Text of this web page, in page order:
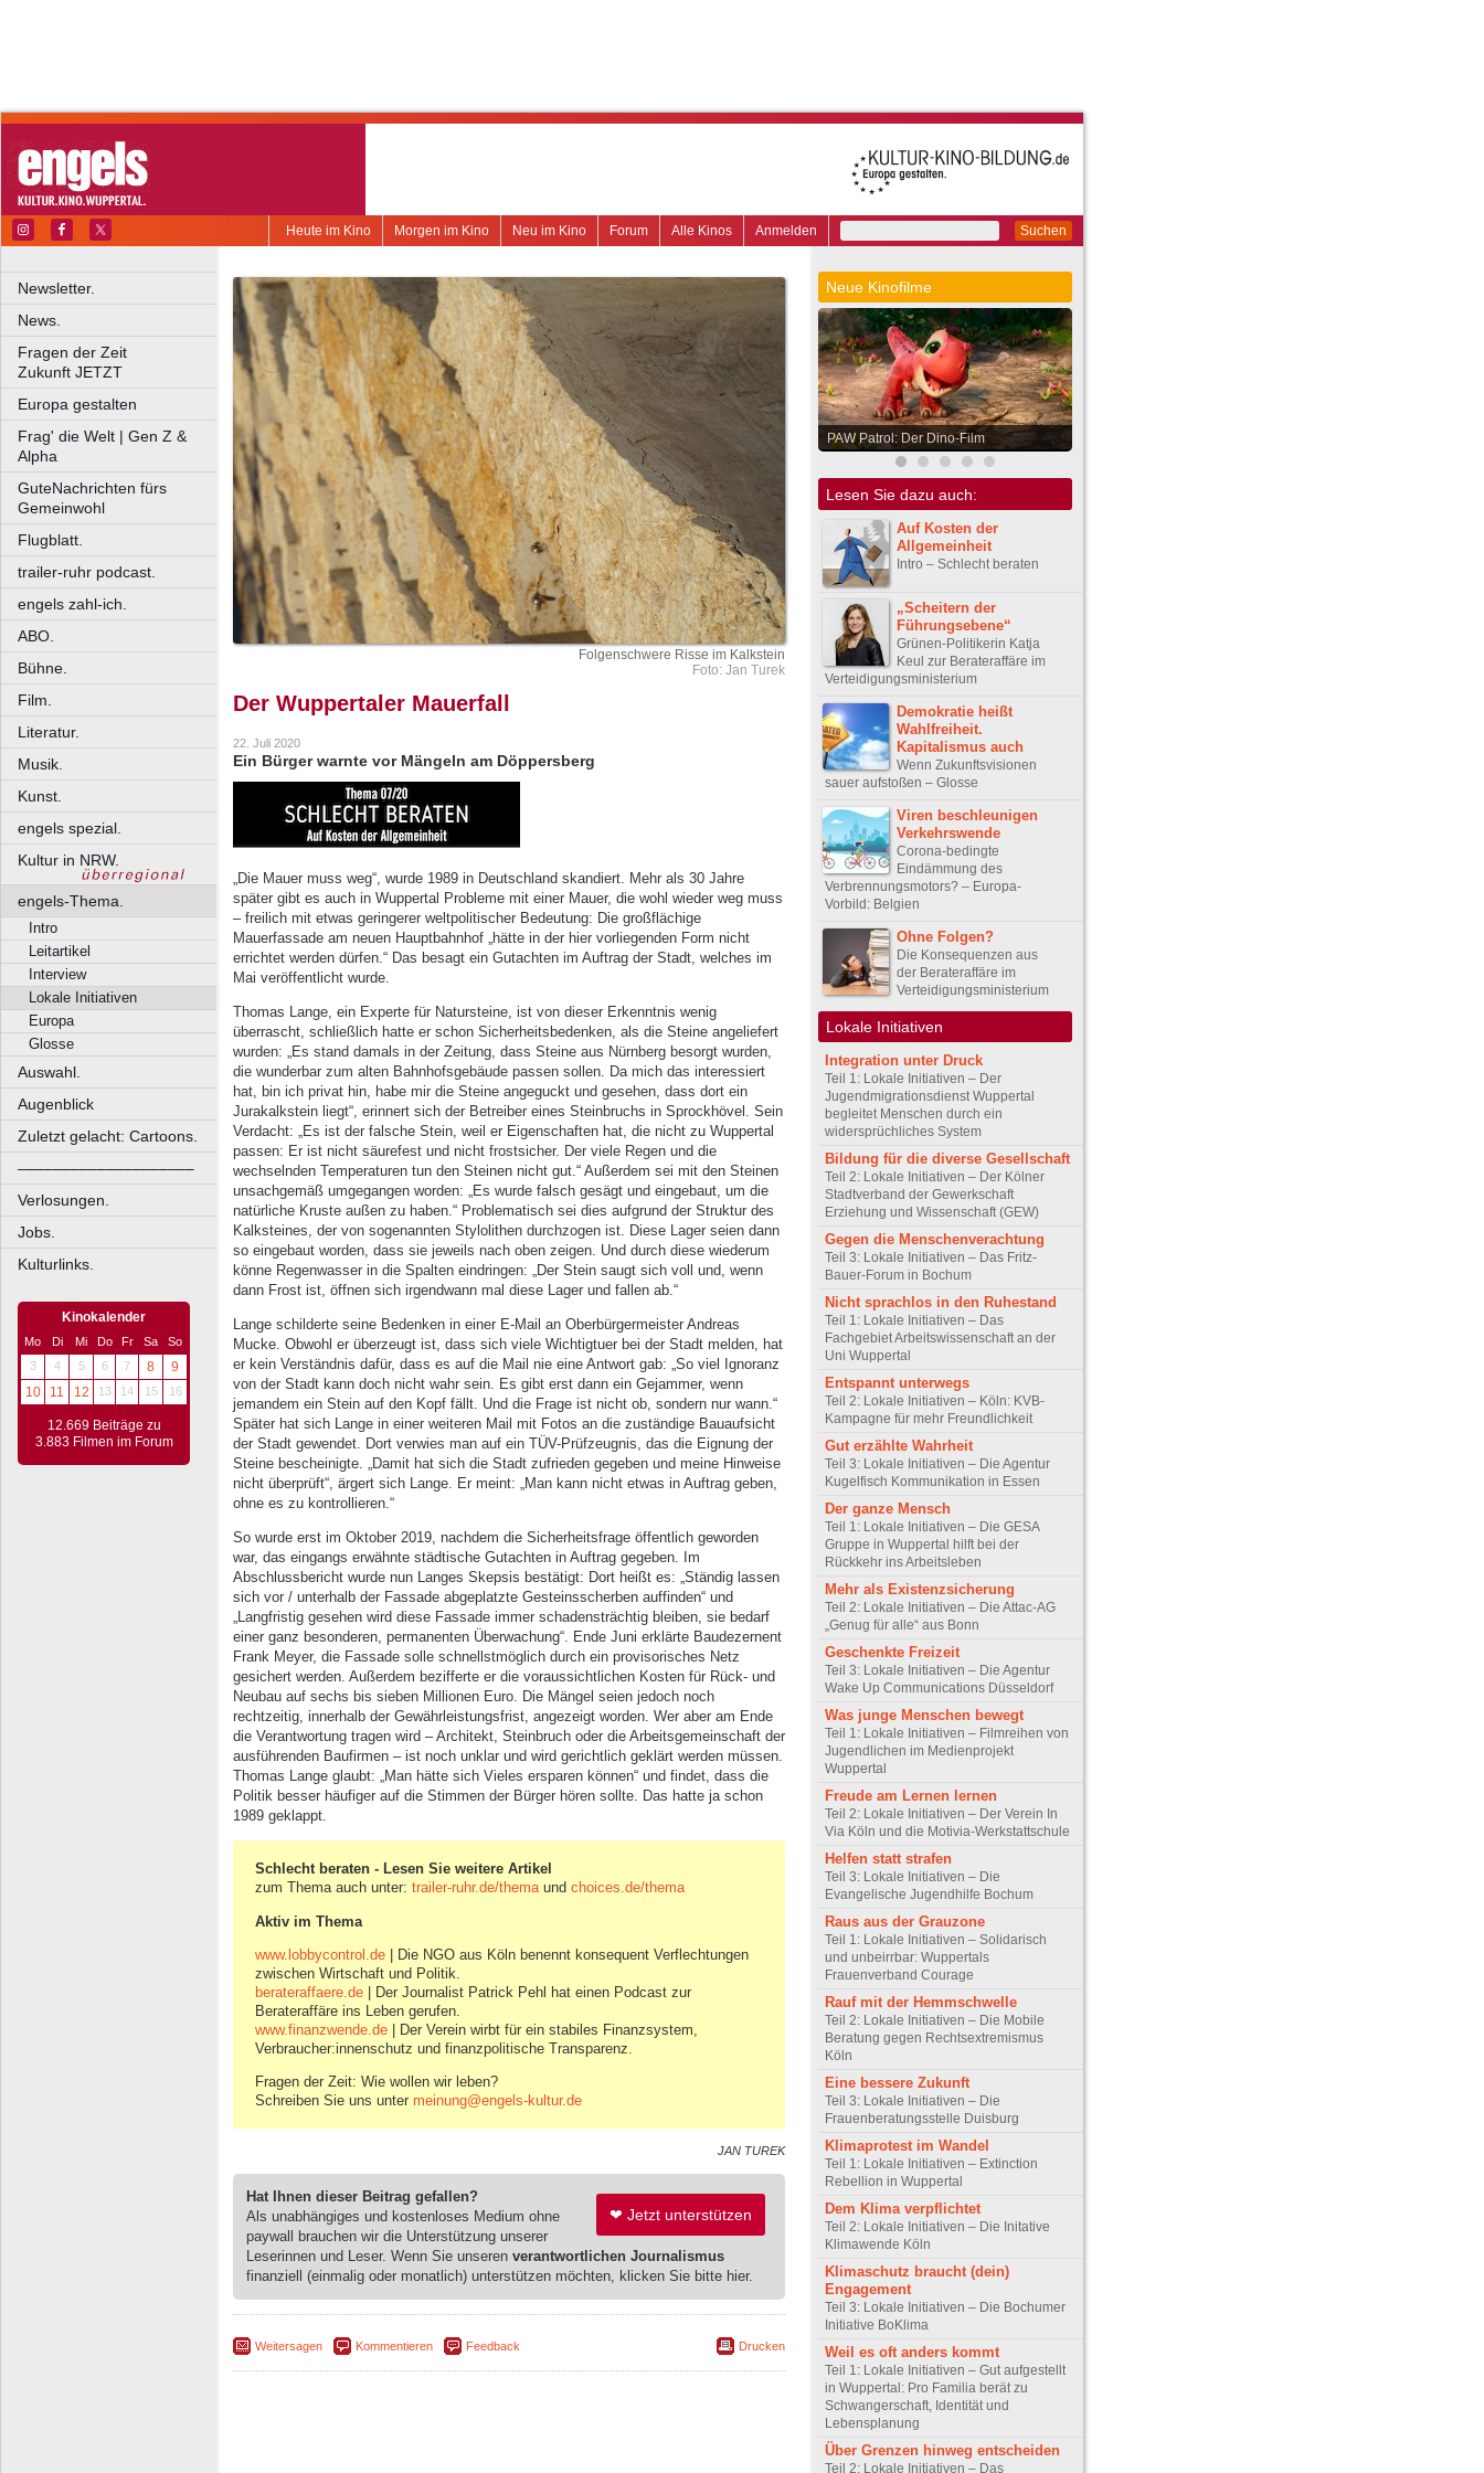
Suchen
Anmelden
Alle Kinos
Forum
Neu im Kino
Morgen im Kino
Heute im Kino
Newsletter.
News.
Fragen der Zeit
Zukunft JETZT
Europa gestalten
Frag' die Welt | Gen Z &
Alpha
GuteNachrichten fürs
Gemeinwohl
Flugblatt.
trailer-ruhr podcast.
engels zahl-ich.
ABO.
Bühne.
Film.
Literatur.
Musik.
Kunst.
engels spezial.
Kultur in NRW.
engels-Thema.
Intro
Leitartikel
Interview
Lokale Initiativen
Europa
Glosse
Auswahl.
Augenblick
Zuletzt gelacht: Cartoons.
––––––––––––––––––––
Verlosungen.
Jobs.
Kulturlinks.
Kinokalender
Mo Di Mi Do Fr Sa
So
3
4 5 6 7 8
9
10
11 12 13 14 15 16
12.669 Beiträge zu
3.883 Filmen im Forum
Folgenschwere Risse im Kalkstein
Foto: Jan Turek
Der Wuppertaler Mauerfall
22. Juli 2020
Ein Bürger warnte vor Mängeln am Döppersberg
„Die Mauer muss weg“, wurde 1989 in Deutschland skandiert. Mehr als 30 Jahre
später gibt es auch in Wuppertal Probleme mit einer Mauer, die wohl wieder weg muss
– freilich mit etwas geringerer weltpolitischer Bedeutung: Die großflächige
Mauerfassade am neuen Hauptbahnhof „hätte in der hier vorliegenden Form nicht
errichtet werden dürfen.“ Das besagt ein Gutachten im Auftrag der Stadt, welches im
Mai veröffentlicht wurde.
Thomas Lange, ein Experte für Natursteine, ist von dieser Erkenntnis wenig
überrascht, schließlich hatte er schon Sicherheitsbedenken, als die Steine angeliefert
wurden: „Es stand damals in der Zeitung, dass Steine aus Nürnberg besorgt wurden,
die wunderbar zum alten Bahnhofsgebäude passen sollen. Da mich das interessiert
hat, bin ich privat hin, habe mir die Steine angeguckt und gesehen, dass dort ein
Jurakalkstein liegt“, erinnert sich der Betreiber eines Steinbruchs in Sprockhövel. Sein
Verdacht: „Es ist der falsche Stein, weil er Eigenschaften hat, die nicht zu Wuppertal
passen: Er ist nicht säurefest und nicht frostsicher. Der viele Regen und die
wechselnden Temperaturen tun den Steinen nicht gut.“ Außerdem sei mit den Steinen
unsachgemäß umgegangen worden: „Es wurde falsch gesägt und eingebaut, um die
natürliche Kruste außen zu haben.“ Problematisch sei dies aufgrund der Struktur des
Kalksteines, der von sogenannten Stylolithen durchzogen ist. Diese Lager seien dann
so eingebaut worden, dass sie jeweils nach oben zeigen. Und durch diese wiederum
könne Regenwasser in die Spalten eindringen: „Der Stein saugt sich voll und, wenn
dann Frost ist, öffnen sich irgendwann mal diese Lager und fallen ab.“
Lange schilderte seine Bedenken in einer E-Mail an Oberbürgermeister Andreas
Mucke. Obwohl er überzeugt ist, dass sich viele Wichtigtuer bei der Stadt melden, hat
er kein Verständnis dafür, dass es auf die Mail nie eine Antwort gab: „So viel Ignoranz
von der Stadt kann doch nicht wahr sein. Es gibt erst dann ein Gejammer, wenn
jemandem ein Stein auf den Kopf fällt. Und die Frage ist nicht ob, sondern nur wann.“
Später hat sich Lange in einer weiteren Mail mit Fotos an die zuständige Bauaufsicht
der Stadt gewendet. Dort verwies man auf ein TÜV-Prüfzeugnis, das die Eignung der
Steine bescheinigte. „Damit hat sich die Stadt zufrieden gegeben und meine Hinweise
nicht überprüft“, ärgert sich Lange. Er meint: „Man kann nicht etwas in Auftrag geben,
ohne es zu kontrollieren.“
So wurde erst im Oktober 2019, nachdem die Sicherheitsfrage öffentlich geworden
war, das eingangs erwähnte städtische Gutachten in Auftrag gegeben. Im
Abschlussbericht wurde nun Langes Skepsis bestätigt: Dort heißt es: „Ständig lassen
sich vor / unterhalb der Fassade abgeplatzte Gesteinsscherben auffinden“ und
„Langfristig gesehen wird diese Fassade immer schadensträchtig bleiben, sie bedarf
einer ganz besonderen, permanenten Überwachung“. Ende Juni erklärte Baudezernent
Frank Meyer, die Fassade solle schnellstmöglich durch ein provisorisches Netz
gesichert werden. Außerdem bezifferte er die voraussichtlichen Kosten für Rück- und
Neubau auf sechs bis sieben Millionen Euro. Die Mängel seien jedoch noch
rechtzeitig, innerhalb der Gewährleistungsfrist, angezeigt worden. Wer aber am Ende
die Verantwortung tragen wird – Architekt, Steinbruch oder die Arbeitsgemeinschaft der
ausführenden Baufirmen – ist noch unklar und wird gerichtlich geklärt werden müssen.
Thomas Lange glaubt: „Man hätte sich Vieles ersparen können“ und findet, dass die
Politik besser häufiger auf die Stimmen der Bürger hören sollte. Das hatte ja schon
1989 geklappt.
Schlecht beraten - Lesen Sie weitere Artikel
zum Thema auch unter: trailer-ruhr.de/themaund choices.de/thema
Aktiv im Thema
www.lobbycontrol.de | Die NGO aus Köln benennt konsequent Verflechtungen
zwischen Wirtschaft und Politik.
berateraffaere.de | Der Journalist Patrick Pehl hat einen Podcast zur
Berateraffäre ins Leben gerufen.
www.finanzwende.de | Der Verein wirbt für ein stabiles Finanzsystem,
Verbraucher:innenschutz und finanzpolitische Transparenz.
Fragen der Zeit: Wie wollen wir leben?
Schreiben Sie uns unter meinung@engels-kultur.de
JAN TUREK
❤ Jetzt unterstützen
Hat Ihnen dieser Beitrag gefallen?
Als unabhängiges und kostenloses Medium ohne
paywall brauchen wir die Unterstützung unserer
Leserinnen und Leser. Wenn Sie unseren verantwortlichen Journalismus
finanziell (einmalig oder monatlich) unterstützen möchten, klicken Sie bitte hier.
Weitersagen Kommentieren Feedback Drucken
Neue Kinofilme
PAW Patrol: Der Dino-Film
Lesen Sie dazu auch:
Auf Kosten der
Allgemeinheit
Intro – Schlecht beraten
„Scheitern der
Führungsebene“
Grünen-Politikerin Katja
Keul zur Berateraffäre im
Verteidigungsministerium
Demokratie heißt
Wahlfreiheit.
Kapitalismus auch
Wenn Zukunftsvisionen
sauer aufstoßen – Glosse
Viren beschleunigen
Verkehrswende
Corona-bedingte
Eindämmung des
Verbrennungsmotors? – Europa-
Vorbild: Belgien
Ohne Folgen?
Die Konsequenzen aus
der Berateraffäre im
Verteidigungsministerium
Lokale Initiativen
Integration unter Druck
Teil 1: Lokale Initiativen – Der
Jugendmigrationsdienst Wuppertal
begleitet Menschen durch ein
widersprüchliches System
Bildung für die diverse Gesellschaft
Teil 2: Lokale Initiativen – Der Kölner
Stadtverband der Gewerkschaft
Erziehung und Wissenschaft (GEW)
Gegen die Menschenverachtung
Teil 3: Lokale Initiativen – Das Fritz-
Bauer-Forum in Bochum
Nicht sprachlos in den Ruhestand
Teil 1: Lokale Initiativen – Das
Fachgebiet Arbeitswissenschaft an der
Uni Wuppertal
Entspannt unterwegs
Teil 2: Lokale Initiativen – Köln: KVB-
Kampagne für mehr Freundlichkeit
Gut erzählte Wahrheit
Teil 3: Lokale Initiativen – Die Agentur
Kugelfisch Kommunikation in Essen
Der ganze Mensch
Teil 1: Lokale Initiativen – Die GESA
Gruppe in Wuppertal hilft bei der
Rückkehr ins Arbeitsleben
Mehr als Existenzsicherung
Teil 2: Lokale Initiativen – Die Attac-AG
„Genug für alle“ aus Bonn
Geschenkte Freizeit
Teil 3: Lokale Initiativen – Die Agentur
Wake Up Communications Düsseldorf
Was junge Menschen bewegt
Teil 1: Lokale Initiativen – Filmreihen von
Jugendlichen im Medienprojekt
Wuppertal
Freude am Lernen lernen
Teil 2: Lokale Initiativen – Der Verein In
Via Köln und die Motivia-Werkstattschule
Helfen statt strafen
Teil 3: Lokale Initiativen – Die
Evangelische Jugendhilfe Bochum
Raus aus der Grauzone
Teil 1: Lokale Initiativen – Solidarisch
und unbeirrbar: Wuppertals
Frauenverband Courage
Rauf mit der Hemmschwelle
Teil 2: Lokale Initiativen – Die Mobile
Beratung gegen Rechtsextremismus
Köln
Eine bessere Zukunft
Teil 3: Lokale Initiativen – Die
Frauenberatungsstelle Duisburg
Klimaprotest im Wandel
Teil 1: Lokale Initiativen – Extinction
Rebellion in Wuppertal
Dem Klima verpflichtet
Teil 2: Lokale Initiativen – Die Initative
Klimawende Köln
Klimaschutz braucht (dein)
Engagement
Teil 3: Lokale Initiativen – Die Bochumer
Initiative BoKlima
Weil es oft anders kommt
Teil 1: Lokale Initiativen – Gut aufgestellt
in Wuppertal: Pro Familia berät zu
Schwangerschaft, Identität und
Lebensplanung
Über Grenzen hinweg entscheiden
Teil 2: Lokale Initiativen – Das